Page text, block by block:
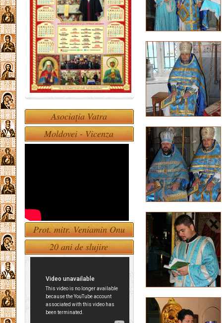
Asociația Vatra
Moldovei - Vicenza
Prot. mitr. Veniamin Onu
20 ani de slujire